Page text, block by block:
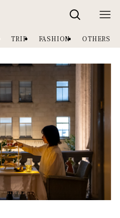
TRIP FASHION OTHERS